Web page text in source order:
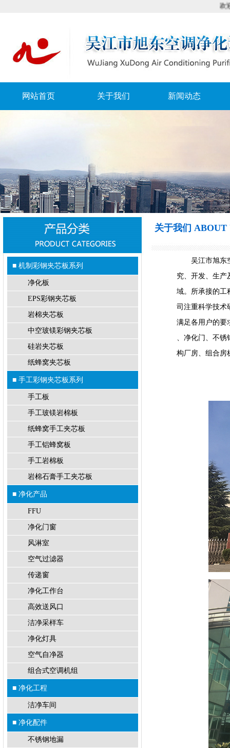
欢迎来
网站首页 关于我们 新闻动态
■ 机制彩钢夹芯板系列
净化板
EPS彩钢夹芯板
岩棉夹芯板
中空玻镁彩钢夹芯板
硅岩夹芯板
纸蜂窝夹芯板
■ 手工彩钢夹芯板系列
手工板
手工玻镁岩棉板
纸蜂窝手工夹芯板
手工铝蜂窝板
手工岩棉板
岩棉石膏手工夹芯板
■ 净化产品
FFU
净化门窗
风淋室
空气过滤器
传递窗
净化工作台
高效送风口
洁净采样车
净化灯具
空气自净器
组合式空调机组
■ 净化工程
洁净车间
■ 净化配件
不锈钢地漏
关于我们 ABOUT
吴江市旭东空
究、开发、生产
域。所承接的工
司注重科学技术
满足各用户的要
、净化门、不锈
构厂房、组合房